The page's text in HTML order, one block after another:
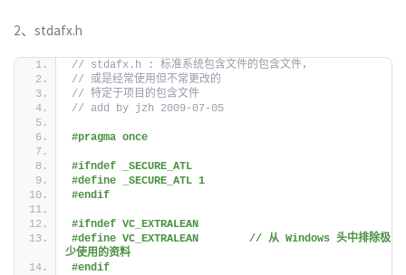
2、stdafx.h
// stdafx.h : 标准系统包含文件的包含文件，
// 或是经常使用但不常更改的
// 特定于项目的包含文件
// add by jzh 2009-07-05
#pragma once
#ifndef _SECURE_ATL
#define _SECURE_ATL 1
#endif
#ifndef VC_EXTRALEAN
#define VC_EXTRALEAN        // 从 Windows 头中排除极
少使用的资料
#endif